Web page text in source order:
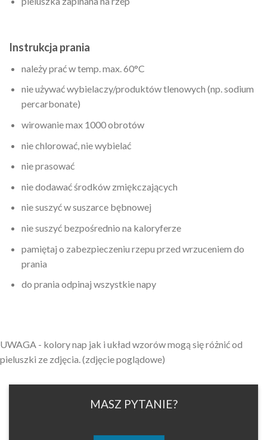
Instrukcja prania
należy prać w temp. max. 60°C
nie używać wybielaczy/produktów tlenowych (np. sodium
percarbonate)
wirowanie max 1000 obrotów
nie chlorować, nie wybielać
nie prasować
nie dodawać środków zmiękczających
nie suszyć w suszarce bębnowej
nie suszyć bezpośrednio na kaloryferze
pamiętaj o zabezpieczeniu rzepu przed wrzuceniem do
prania
do prania odpinaj wszystkie napy
UWAGA - kolory nap jak i układ wzorów mogą się różnić od
pieluszki ze zdjęcia. (zdjęcie poglądowe)
MASZ PYTANIE?